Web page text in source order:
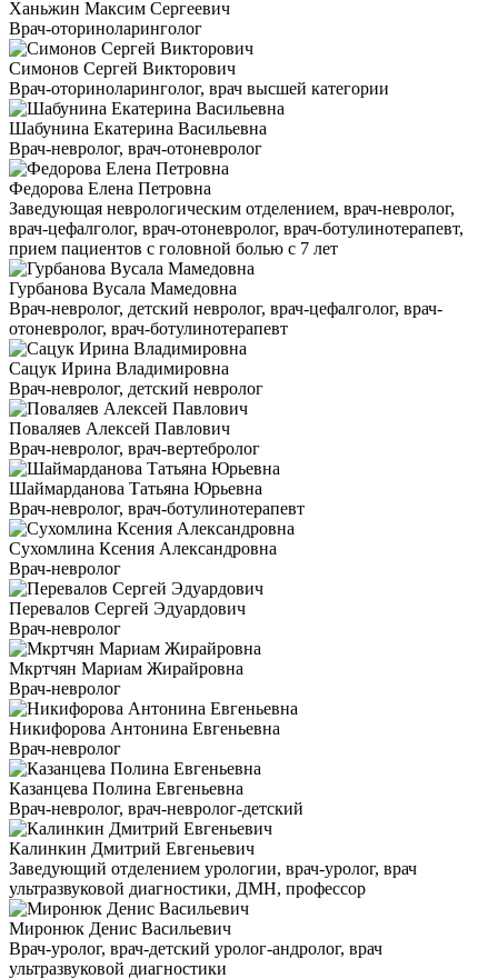
Ханьжин Максим Сергеевич
Врач-оториноларинголог
Симонов Сергей Викторович
Врач-оториноларинголог, врач высшей категории
Шабунина Екатерина Васильевна
Врач-невролог, врач-отоневролог
Федорова Елена Петровна
Заведующая неврологическим отделением, врач-невролог,
врач-цефалголог, врач-отоневролог, врач-ботулинотерапевт,
прием пациентов с головной болью с 7 лет
Гурбанова Вусала Мамедовна
Врач-невролог, детский невролог, врач-цефалголог, врач-
отоневролог, врач-ботулинотерапевт
Сацук Ирина Владимировна
Врач-невролог, детский невролог
Поваляев Алексей Павлович
Врач-невролог, врач-вертебролог
Шаймарданова Татьяна Юрьевна
Врач-невролог, врач-ботулинотерапевт
Сухомлина Ксения Александровна
Врач-невролог
Перевалов Сергей Эдуардович
Врач-невролог
Мкртчян Мариам Жирайровна
Врач-невролог
Никифорова Антонина Евгеньевна
Врач-невролог
Казанцева Полина Евгеньевна
Врач-невролог, врач-невролог-детский
Калинкин Дмитрий Евгеньевич
Заведующий отделением урологии, врач-уролог, врач
ультразвуковой диагностики, ДМН, профессор
Миронюк Денис Васильевич
Врач-уролог, врач-детский уролог-андролог, врач
ультразвуковой диагностики